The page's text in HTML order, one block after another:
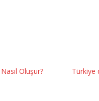
Oluşur? Türkiye